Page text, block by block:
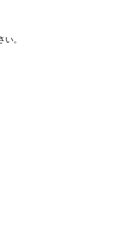
。